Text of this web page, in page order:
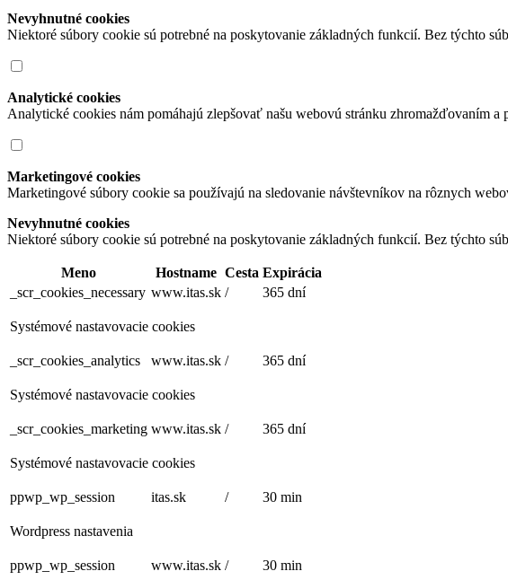
Nevyhnutné cookies
Niektoré súbory cookie sú potrebné na poskytovanie základných funkcií. Bez týchto
Analytické cookies
Analytické cookies nám pomáhajú zlepšovať našu webovú stránku zhromažďovaním a
Marketingové cookies
Marketingové súbory cookie sa používajú na sledovanie návštevníkov na rôznych
Nevyhnutné cookies
Niektoré súbory cookie sú potrebné na poskytovanie základných funkcií. Bez týchto
Meno Hostname Cesta Expirácia
_scr_cookies_necessary www.itas.sk / 365 dní
Systémové nastavovacie cookies
_scr_cookies_analytics www.itas.sk / 365 dní
Systémové nastavovacie cookies
_scr_cookies_marketing www.itas.sk / 365 dní
Systémové nastavovacie cookies
ppwp_wp_session itas.sk / 30 min
Wordpress nastavenia
ppwp_wp_session www.itas.sk / 30 min